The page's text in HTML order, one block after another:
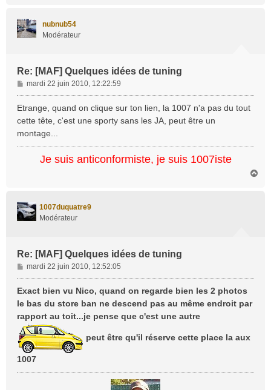
nubnub54
Modérateur
Re: [MAF] Quelques idées de tuning
M
e
s
g
e
mardi 22 juin 2010, 12:22:59
Etrange, quand on clique sur ton lien, la 1007 n'a pas du tout
cette tête, c'est une sporty sans les JA, peut être un
montage...
Je suis anticonformiste, je suis 1007iste
1007duquatre9
Modérateur
Re: [MAF] Quelques idées de tuning
M
e
s
s
g
e
mardi 22 juin 2010, 12:52:05
Exact bien vu Nico, quand on regarde bien les 2 photos
le bas du store ban ne descend pas au même endroit par
rapport au toit...je pense que c'est une autre
peut être qu'il réserve cette place la aux
1007